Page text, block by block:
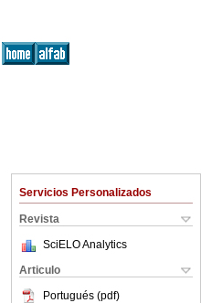
Servicios Personalizados
Revista
SciELO Analytics
Articulo
Portugués (pdf)